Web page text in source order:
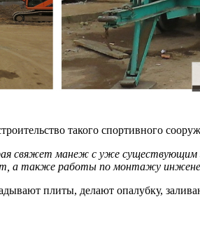
такого спортивного
свяжет манеж с уже существующим
а также работы по монтажу
плиты, делают опалубку,